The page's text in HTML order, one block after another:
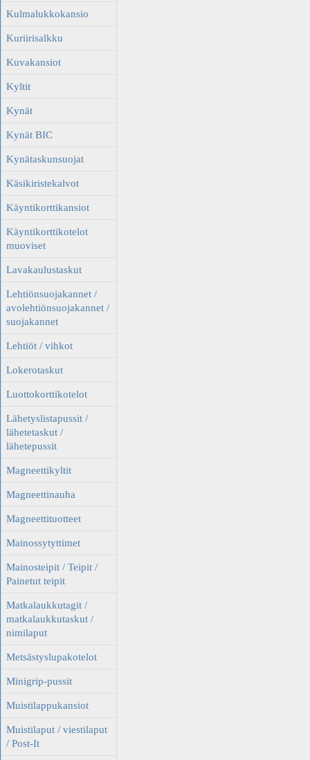
Kulmalukkokansio
Kuriirisalkku
Kuvakansiot
Kyltit
Kynät
Kynät BIC
Kynätaskunsuojat
Käsikiristekalvot
Käyntikorttikansiot
Käyntikorttikotelot
muoviset
Lavakaulustaskut
Lehtiönsuojakannet /
avolehtiönsuojakannet /
suojakannet
Lehtiöt / vihkot
Lokerotaskut
Luottokorttikotelot
Lähetyslistapussit /
lähetetaskut /
lähetepussit
Magneettikyltit
Magneettinauha
Magneettituotteet
Mainossytyttimet
Mainosteipit / Teipit /
Painetut teipit
Matkalaukkutagit /
matkalaukkutaskut /
nimilaput
Metsästyslupakotelot
Minigrip-pussit
Muistilappukansiot
Muistilaput / viestilaput
/ Post-It